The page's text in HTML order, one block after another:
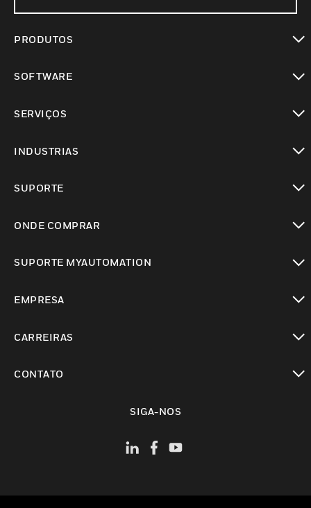
PRODUTOS
SOFTWARE
SERVIÇOS
INDUSTRIAS
SUPORTE
ONDE COMPRAR
SUPORTE MYAUTOMATION
EMPRESA
CARREIRAS
CONTATO
SIGA-NOS